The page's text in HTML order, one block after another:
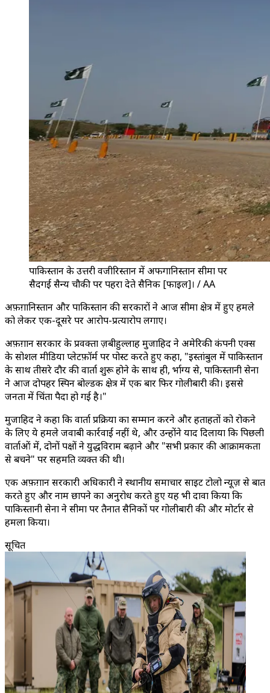
पाकिस्तान के उत्तरी वजीरिस्तान में अफगानिस्तान सीमा पर
सैदगई सैन्य चौकी पर पहरा देते सैनिक [फाइल]। / AA
अफ़ग़ानिस्तान और पाकिस्तान की सरकारों ने आज सीमा क्षेत्र में हुए हमले
को लेकर एक-दूसरे पर आरोप-प्रत्यारोप लगाए।
अफ़ग़ान सरकार के प्रवक्ता ज़बीहुल्लाह मुजाहिद ने अमेरिकी कंपनी एक्स
के सोशल मीडिया प्लेटफ़ॉर्म पर पोस्ट करते हुए कहा, "इस्तांबुल में पाकिस्तान
के साथ तीसरे दौर की वार्ता शुरू होने के साथ ही, दुर्भाग्य से, पाकिस्तानी सेना
ने आज दोपहर स्पिन बोल्डक क्षेत्र में एक बार फिर गोलीबारी की। इससे
जनता में चिंता पैदा हो गई है।"
मुजाहिद ने कहा कि वार्ता प्रक्रिया का सम्मान करने और हताहतों को रोकने
के लिए ये हमले जवाबी कार्रवाई नहीं थे, और उन्होंने याद दिलाया कि पिछली
वार्ताओं में, दोनों पक्षों ने युद्धविराम बढ़ाने और "सभी प्रकार की आक्रामकता
से बचने" पर सहमति व्यक्त की थी।
एक अफ़ग़ान सरकारी अधिकारी ने स्थानीय समाचार साइट टोलो न्यूज़ से बात
करते हुए और नाम छापने का अनुरोध करते हुए यह भी दावा किया कि
पाकिस्तानी सेना ने सीमा पर तैनात सैनिकों पर गोलीबारी की और मोर्टार से
हमला किया।
सूचित